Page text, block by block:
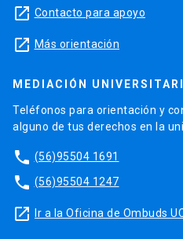
launch Contacto para apoyo
launch Más orientación
MEDIACIÓN
Teléfonos para orientación y
alguno de tus derechos en la
phone (56)95504 1691
phone (56)95504 1247
launch Ir a la Oficina de Ombuds